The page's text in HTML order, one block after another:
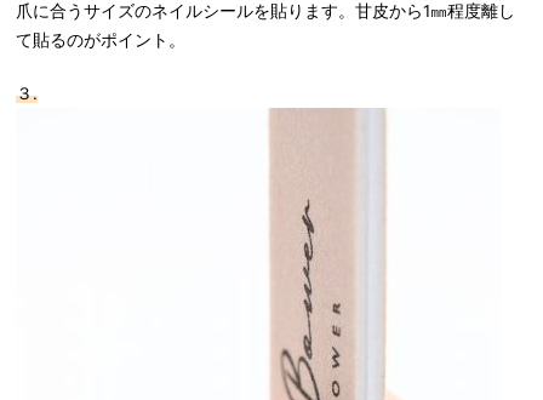
爪に合うサイズのネイルシールを貼ります。甘皮から1㎜程度離し
て貼るのがポイント。
３.